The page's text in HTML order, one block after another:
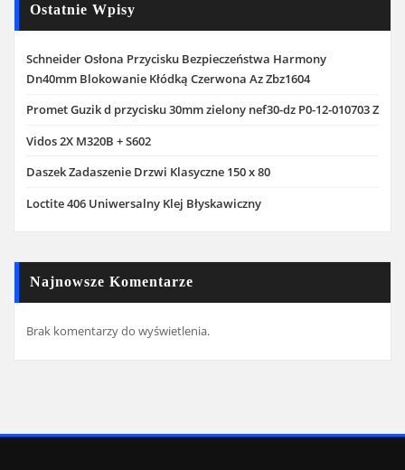
Ostatnie Wpisy
Schneider Osłona Przycisku Bezpieczeństwa Harmony
Dn40mm Blokowanie Kłódką Czerwona Az Zbz1604
Promet Guzik d przycisku 30mm zielony nef30-dz P0-12-010703 Z
Vidos 2X M320B + S602
Daszek Zadaszenie Drzwi Klasyczne 150 x 80
Loctite 406 Uniwersalny Klej Błyskawiczny
Najnowsze Komentarze
Brak komentarzy do wyświetlenia.